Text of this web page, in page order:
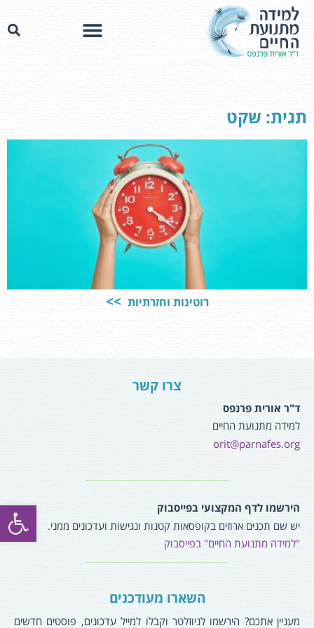
פתח
תגית: שקט
רוטינות וחזרתיות
צרו קשר
ד"ר אורית פרנפס
למידה מתנועת החיים
orit@parnafes.org
הירשמו לדף המקצועי בפייסבוק
יש שם תכנים ארוזים בקופסאות קטנות ונגישות ועדכונים ממני.
"למידה מתנועת החיים" בפייסבוק
השארו מעודכנים
מעניין אתכם? הירשמו לניוזלטר וקבלו למייל עדכונים, פוסטים חדשים